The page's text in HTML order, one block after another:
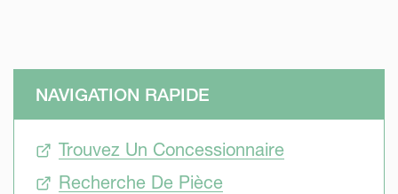
NAVIGATION RAPIDE
Trouvez Un Concessionnaire
Recherche De Pièce